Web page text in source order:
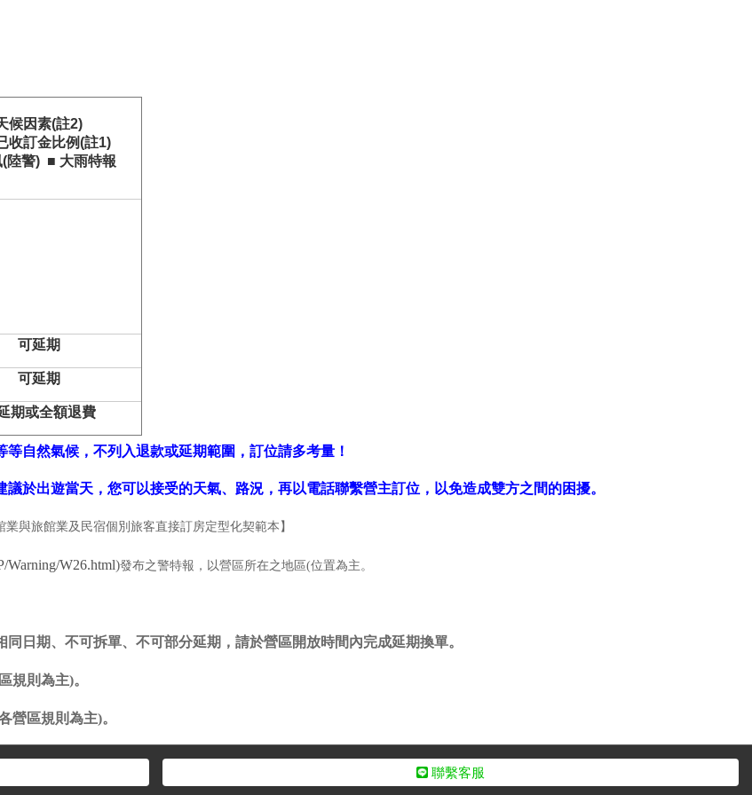
候因素(註2)
收訂金比例(註1)
陸警) ■ 大雨特報
可延期
可延期
期或全額退費
自然氣候，不列入退款或延期範圍，訂位請多考量！
於出遊當天，您可以接受的天氣、路況，再以電話聯繫營主訂位，以免造成雙方之間的困擾。
與旅館業及民宿個別旅客直接訂房定型化契範本】
Warning/W26.html)發布之警特報，以營區所在之地區(位置為主。
日期、不可拆單、不可部分延期，請於營區開放時間內完成延期換單。
規則為主)。
營區規則為主)。
聯繫客服